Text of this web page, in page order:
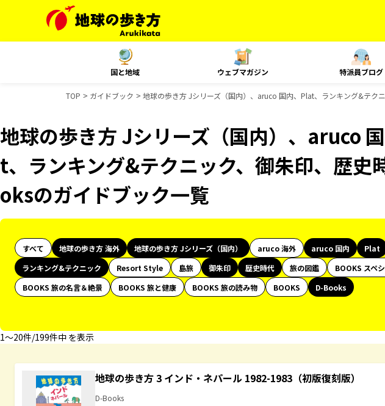
国と地域 ウェブマガジン 特派員ブログ
TOP ガイドブック 地球の歩き方 Jシリーズ（国内）、aruco 国内、Plat、ランキング&テク
地球の歩き方 Jシリーズ（国内）、aruco
t、ランキング&テクニック、御朱印、歴史
oksのガイドブック一覧
すべて 地球の歩き方 海外 地球の歩き方 Jシリーズ（国内） aruco 海外 aruco 国内
Plat
ランキング&テクニック
Resort Style 島旅 御朱印 歴史時代 旅の図鑑
BOOKS スペ
BOOKS 旅の名言＆絶景
BOOKS 旅と健康 BOOKS 旅の読み物 BOOKS
D-Books
1〜20件/199件中 を表示
地球の歩き方 3 インド・ネパール 1982-1983（初版復刻版）
D-Books